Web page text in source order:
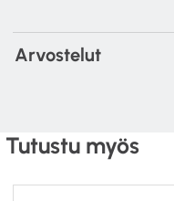
Stylus Type: Nude
Stylus Tip Radius r /
Internal Impedance
Arvostelut
Tutustu myös